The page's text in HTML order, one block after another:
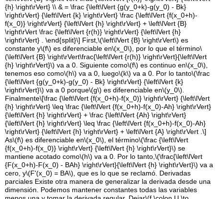
{h} \right\rVert} \\ & = \frac {\left\lVert {g(y_0+k)-g(y_0) - Bk}
\right\rVert} {\left\lVert {k} \right\rVert} \frac {\left\lVert {f(x_0+h)-
f(x_0)} \right\rVert} {\left\lVert {h} \right\rVert} + \left\lVert {B}
\right\rVert \frac {\left\lVert {r(h)} \right\rVert} {\left\lVert {h}
\right\rVert} . \end{split}\] First,\(\left\lVert {B} \right\rVert\) es
constante y\(f\) es diferenciable en\(x_0\) , por lo que el término\
(\left\lVert {B} \right\rVert\frac{\left\lVert {r(h)} \right\rVert}{\left\lVert
{h} \right\rVert}\) va a 0. Siguiente como\(f\) es continuo en\(x_0\)
tenemos eso como\(h\) va a 0, luego\(k\) va a 0. Por lo tanto\(\frac
{\left\lVert {g(y_0+k)-g(y_0) - Bk} \right\rVert} {\left\lVert {k}
\right\rVert}\) va a 0 porque\(g\) es diferenciable en\(y_0\)
Finalmente\[\frac {\left\lVert {f(x_0+h)-f(x_0)} \right\rVert} {\left\lVert
{h} \right\rVert} \leq \frac {\left\lVert {f(x_0+h)-f(x_0)-Ah} \right\rVert}
{\left\lVert {h} \right\rVert} + \frac {\left\lVert {Ah} \right\rVert}
{\left\lVert {h} \right\rVert} \leq \frac {\left\lVert {f(x_0+h)-f(x_0)-Ah}
\right\rVert} {\left\lVert {h} \right\rVert} + \left\lVert {A} \right\rVert .\]
As\(f\) es diferenciable en\(x_0\) , el término\(\frac {\left\lVert
{f(x_0+h)-f(x_0)} \right\rVert} {\left\lVert {h} \right\rVert}\) se
mantiene acotado como\(h\) va a 0. Por lo tanto,\(\frac{\left\lVert
{F(x_0+h)-F(x_0) - BAh} \right\rVert}{\left\lVert {h} \right\rVert}\) va a
cero, y\(F'(x_0) = BA\) , que es lo que se reclamó. Derivadas
parciales Existe otra manera de generalizar la derivada desde una
dimensión. Podemos mantener constantes todas las variables